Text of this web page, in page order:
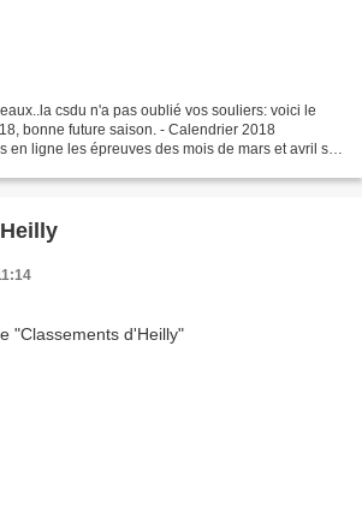
csdu n'a pas oublié vos souliers: voici le
future saison. - Calendrier 2018
en ligne les épreuves des mois de mars et avril sur